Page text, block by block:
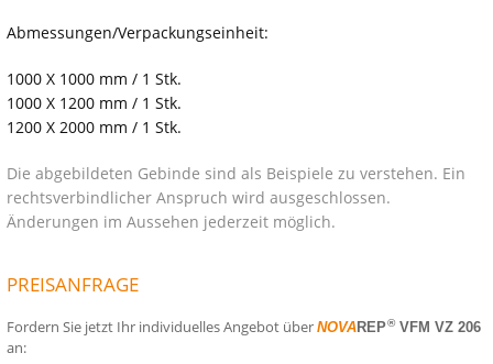
Abmessungen/Verpackungseinheit:
1000 X 1000 mm / 1 Stk.
1000 X 1200 mm / 1 Stk.
1200 X 2000 mm / 1 Stk.
Die abgebildeten Gebinde sind als Beispiele zu verstehen. Ein
rechtsverbindlicher Anspruch wird ausgeschlossen.
Änderungen im Aussehen jederzeit möglich.
PREISANFRAGE
Fordern Sie jetzt Ihr individuelles Angebot über NOVAREP®VFM VZ 206
an: